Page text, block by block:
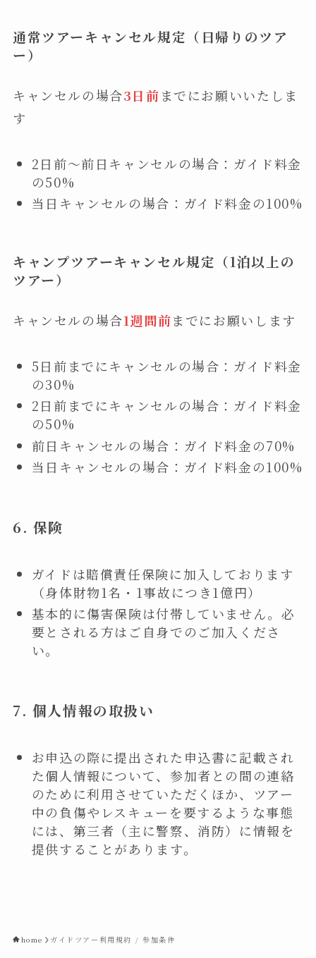
通常ツアーキャンセル規定（日帰りのツア
ー）
キャンセルの場合3日前までにお願いいたしま
す
2日前〜前日キャンセルの場合：ガイド料金
の50%
当日キャンセルの場合：ガイド料金の100%
キャンプツアーキャンセル規定（1泊以上の
ツアー）
キャンセルの場合1週間前までにお願いします
5日前までにキャンセルの場合：ガイド料金
の30%
2日前までにキャンセルの場合：ガイド料金
の50%
前日キャンセルの場合：ガイド料金の70%
当日キャンセルの場合：ガイド料金の100%
6. 保険
ガイドは賠償責任保険に加入しております
（身体財物1名・1事故につき1億円）
基本的に傷害保険は付帯していません。必
要とされる方はご自身でのご加入くださ
い。
7. 個人情報の取扱い
お申込の際に提出された申込書に記載され
た個人情報について、参加者との間の連絡
のために利用させていただくほか、ツアー
中の負傷やレスキューを要するような事態
には、第三者（主に警察、消防）に情報を
提供することがあります。
home ガイドツアー利用規約 / 参加条件